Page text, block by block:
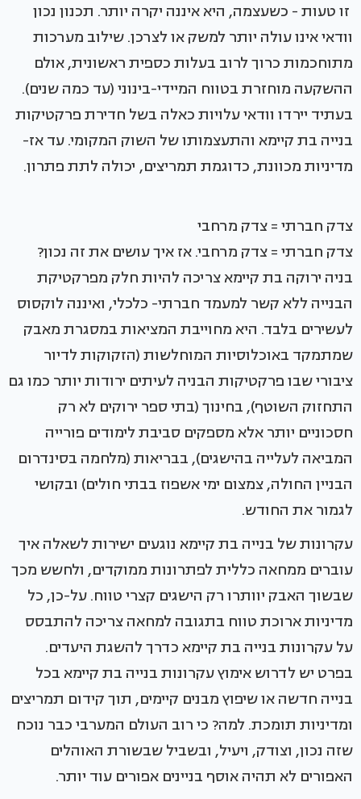
זו טעות - כשעצמה, היא איננה יקרה יותר. תכנון נכון
וודאי אינו עולה יותר למשק או לצרכן. שילוב מערכות
מתוחכמות כרוך לרוב בעלות כספית ראשונית, אולם
ההשקעה מוחזרת בטווח המיידי-בינוני (עד כמה שנים).
בעתיד יירדו וודאי עלויות כאלה בשל חדירת פרקטיקות
בנייה בת קיימא והתעצמותו של השוק המקומי. עד אז-
מדיניות מכוונת, כדוגמת תמריצים, יכולה לתת פתרון.
צדק חברתי = צדק מרחבי
צדק חברתי = צדק מרחבי. אז איך עושים את זה נכון?
בניה ירוקה בת קיימא צריכה להיות חלק מפרקטיקת
הבנייה ללא קשר למעמד חברתי- כלכלי, ואיננה לוקסוס
לעשירים בלבד. היא מחוייבת המציאות במסגרת מאבק
שמתמקד באוכלוסיות המוחלשות (הזקוקות לדיור
ציבורי שבו פרקטיקות הבניה לעיתים ירודות יותר כמו גם
התחזוק השוטף), בחינוך (בתי ספר ירוקים לא רק
חסכוניים יותר אלא מספקים סביבת לימודים פורייה
המביאה לעלייה בהישגים), בבריאות (מלחמה בסינדרום
הבניין החולה, צמצום ימי אשפוז בבתי חולים) ובקושי
לגמור את החודש.
עקרונות של בנייה בת קיימא נוגעים ישירות לשאלה איך
עוברים ממחאה כללית לפתרונות ממוקדים, ולחשש מכך
שבשוך האבק יוותרו רק הישגים קצרי טווח. על-כן, כל
מדיניות ארוכת טווח בתגובה למחאה צריכה להתבסס
על עקרונות בנייה בת קיימא כדרך להשגת היעדים.
בפרט יש לדרוש אימוץ עקרונות בנייה בת קיימא בכל
בנייה חדשה או שיפוץ מבנים קיימים, תוך קידום תמריצים
ומדיניות תומכת. למה? כי רוב העולם המערבי כבר נוכח
שזה נכון, וצודק, ויעיל, ובשביל שבשורת האוהלים
האפורים לא תהיה אוסף בניינים אפורים עוד יותר.